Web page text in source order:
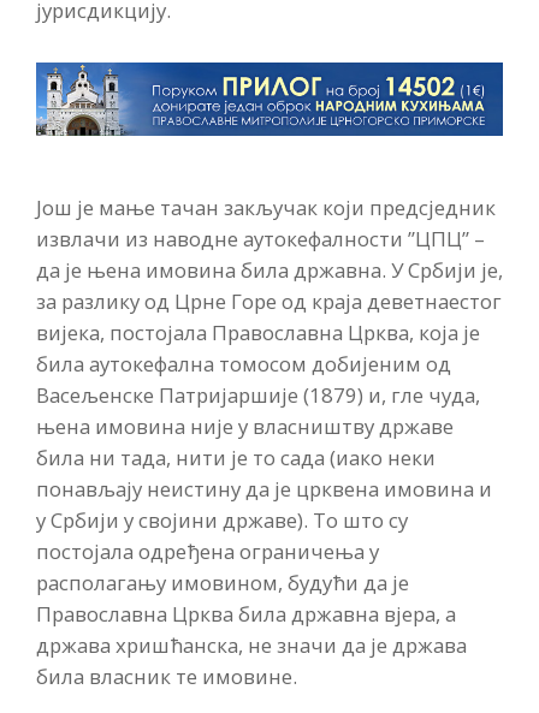
јурисдикцију.
Још је мање тачан закључак који предсједник
извлачи из наводне аутокефалности ”ЦПЦ” –
да је њена имовина била државна. У Србији је,
за разлику од Црне Горе од краја деветнаестог
вијека, постојала Православна Црква, која је
била аутокефална томосом добијеним од
Васељенске Патријаршије (1879) и, гле чуда,
њена имовина није у власништву државе
била ни тада, нити је то сада (иако неки
понављају неистину да је црквена имовина и
у Србији у својини државе). То што су
постојала одређена ограничења у
располагању имовином, будући да је
Православна Црква била државна вјера, а
држава хришћанска, не значи да је држава
била власник те имовине.